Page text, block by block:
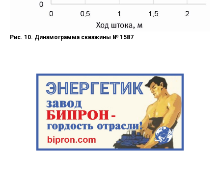
Рис. 10. Динамограмма скважины № 1587